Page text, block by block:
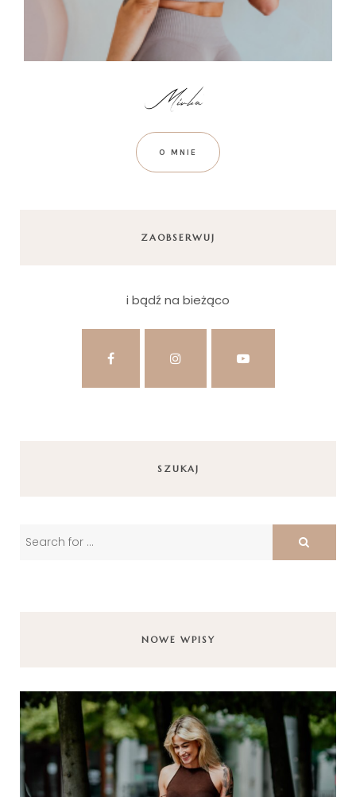
O MNIE
ZAOBSERWUJ
i bądź na bieżąco
SZUKAJ
NOWE WPISY